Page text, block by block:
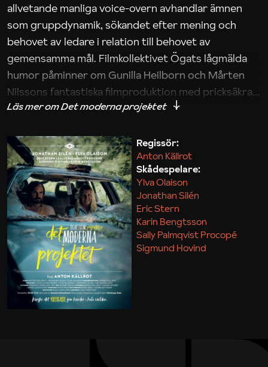
allvetande manliga voice-overn avhandlar ämnen
som gruppdynamik, sökandet efter mening och
behovet av ledare i relation till behovet av
gemensamma mål. Filmkollektivet Ögats lågmälda
humor påminner om Gunilla Heilborn och Mårten
Nilssons fantastiska filmproduktion med pricksäkra
iakttagelser om hur svårt det kan vara att omsätta
Maja Kekonius
Regissör:
Anton Källrot
Skådespelare:
Ylva Olaison
Jonathan Silén
Eric Stern
Karin Bengtsson
Sally Palmqvist Procopé
Sigmund Hovind